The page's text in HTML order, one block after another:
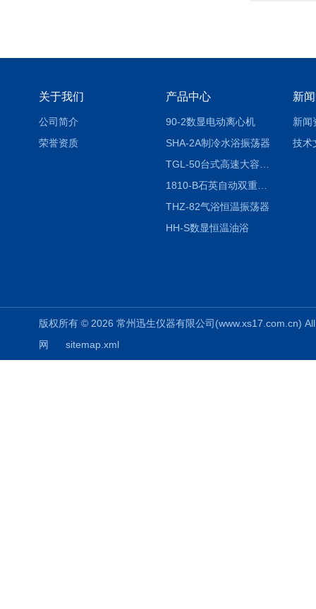
关于我们
公司简介
荣誉资质
产品中心
90-2数显电动离心机
SHA-2A制冷水浴振荡器
1810-B石英自动双重纯水蒸馏水器
THZ-82气浴恒温振荡器
HH-S数显恒温油浴
新
新闻
技术
版权所有 © 2026 常州迅生仪器有限公司
网
sitemap.xml